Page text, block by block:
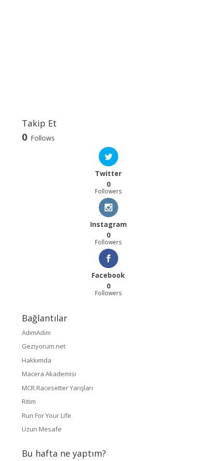
Takip Et
0 Follows
Twitter
0
Followers
Instagram
0
Followers
Facebook
0
Followers
Bağlantılar
AdımAdım
Geziyorum.net
Hakkımda
Macera Akademisi
MCR Racesetter Yarışları
Ritim
Run For Your Life
Uzun Mesafe
Bu hafta ne yaptım?